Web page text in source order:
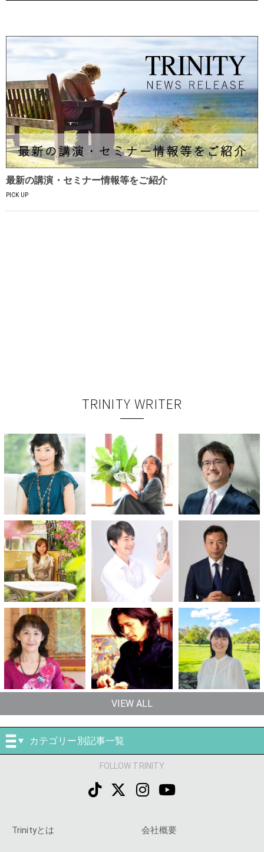
最新の講演・セミナー情報等をご紹介
PICK UP
TRINITY WRITER
VIEW ALL
カテゴリー別記事一覧
FOLLOW TRINITY
Trinityとは 会社概要